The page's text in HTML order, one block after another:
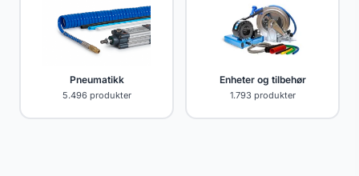
Pneumatikk
5.496 produkter
Enheter og tilbehør
1.793 produkter